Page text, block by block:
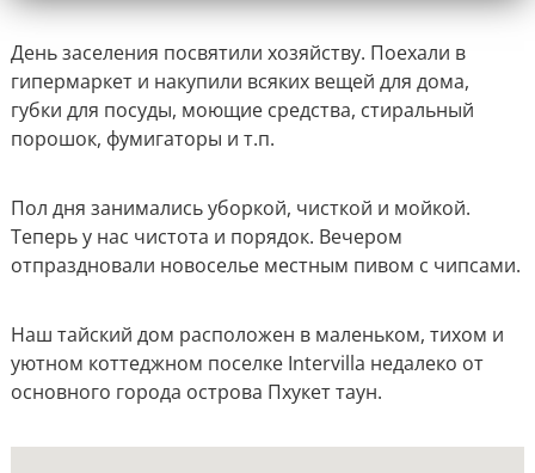
День заселения посвятили хозяйству. Поехали в
гипермаркет и накупили всяких вещей для дома,
губки для посуды, моющие средства, стиральный
порошок, фумигаторы и т.п.
Пол дня занимались уборкой, чисткой и мойкой.
Теперь у нас чистота и порядок. Вечером
отпраздновали новоселье местным пивом с чипсами.
Наш тайский дом расположен в маленьком, тихом и
уютном коттеджном поселке Intervilla недалеко от
основного города острова Пхукет таун.